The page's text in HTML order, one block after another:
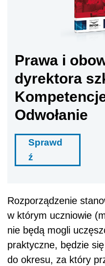
Prawa i
dyrektora
Odwołanie
Sprawd
ź
Rozporządzenie
w którym uczniowie
nie będą mogli
praktyczne, będzie
do okresu, za który